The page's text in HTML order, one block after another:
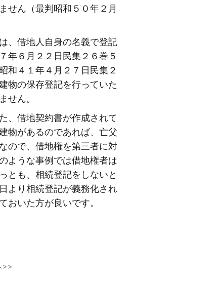
せん（最判昭和５０年２月
、借地人自身の名義で登記
年６月２２日民集２６巻５
和４１年４月２７日民集２
物の保存登記を行っていた
せん。
、借地契約書が作成されて
物があるのであれば、亡父
ので、借地権を第三者に対
ような事例では借地権者は
とも、相続登記をしないと
より相続登記が義務化され
おいた方が良いです。
>>